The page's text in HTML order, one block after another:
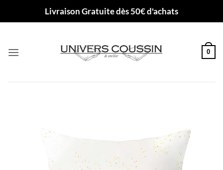
Livraison Gratuite dès 50€ d'achats
0